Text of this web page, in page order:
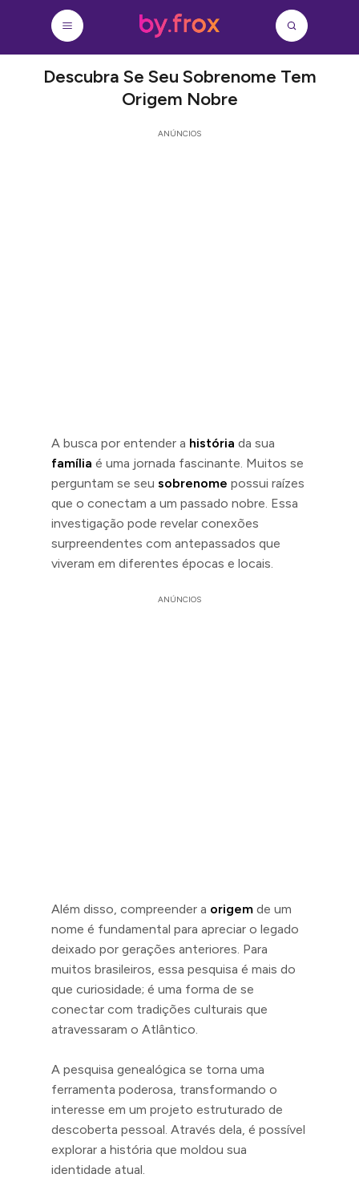
Descubra Se Seu Sobrenome Tem
Origem Nobre
ANÚNCIOS
A busca por entender a história da sua
família é uma jornada fascinante. Muitos se
perguntam se seu sobrenome possui raízes
que o conectam a um passado nobre. Essa
investigação pode revelar conexões
surpreendentes com antepassados que
viveram em diferentes épocas e locais.
ANÚNCIOS
Além disso, compreender a origem de um
nome é fundamental para apreciar o legado
deixado por gerações anteriores. Para
muitos brasileiros, essa pesquisa é mais do
que curiosidade; é uma forma de se
conectar com tradições culturais que
atravessaram o Atlântico.
A pesquisa genealógica se torna uma
ferramenta poderosa, transformando o
interesse em um projeto estruturado de
descoberta pessoal. Através dela, é possível
explorar a história que moldou sua
identidade atual.